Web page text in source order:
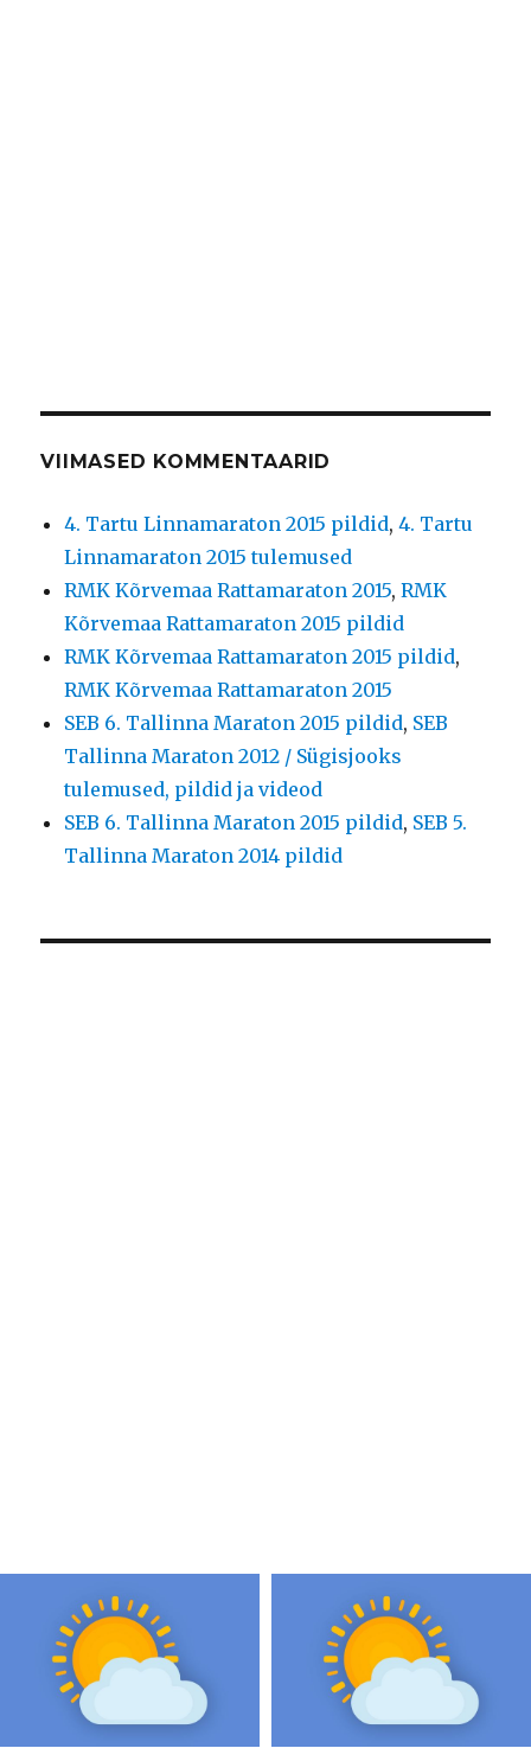
VIIMASED KOMMENTAARID
4. Tartu Linnamaraton 2015 pildid,4. Tartu
Linnamaraton 2015 tulemused
RMK Kõrvemaa Rattamaraton 2015,RMK
Kõrvemaa Rattamaraton 2015 pildid
RMK Kõrvemaa Rattamaraton 2015 pildid,
RMK Kõrvemaa Rattamaraton 2015
SEB 6. Tallinna Maraton 2015 pildid, SEB
Tallinna Maraton 2012 / Sügisjooks
tulemused, pildid ja videod
SEB 6. Tallinna Maraton 2015 pildid, SEB 5.
Tallinna Maraton 2014 pildid